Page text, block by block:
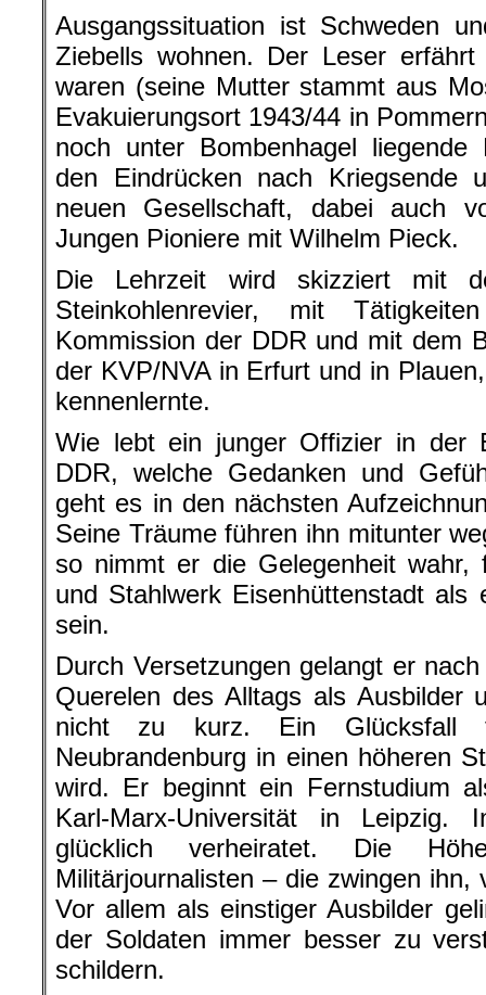
Ausgangssituation ist Schweden
Ziebells wohnen. Der Leser
waren (seine Mutter stammt aus
Evakuierungsort 1943/44 in
noch unter Bombenhagel liegende
den Eindrücken nach Kriegsende
neuen Gesellschaft, dabei auch
Jungen Pioniere mit Wilhelm Pieck.
Die Lehrzeit wird skizziert mit
Steinkohlenrevier, mit
Kommission der DDR und mit dem
der KVP/NVA in Erfurt und in
kennenlernte.
Wie lebt ein junger Offizier in der
DDR, welche Gedanken und
geht es in den nächsten
Seine Träume führen ihn mitunter
so nimmt er die Gelegenheit
und Stahlwerk Eisenhüttenstadt als
sein.
Durch Versetzungen gelangt er
Querelen des Alltags als Ausbilder
nicht zu kurz. Ein
Neubrandenburg in einen höheren
wird. Er beginnt ein Fernstudium
Karl-Marx-Universität in Leipzig.
glücklich verheiratet. Die
Militärjournalisten – die zwingen ihn,
Vor allem als einstiger Ausbilder
der Soldaten immer besser zu
schildern.